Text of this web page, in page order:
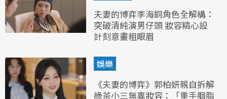
夫妻的博弈李海銅角色全解構：
突破清純演男仔頭 妝容精心設
計刻意畫粗眼眉
娛樂
《夫妻的博弈》郭柏妍親自拆解
綠茶小三無辜妝容：「重手胭脂